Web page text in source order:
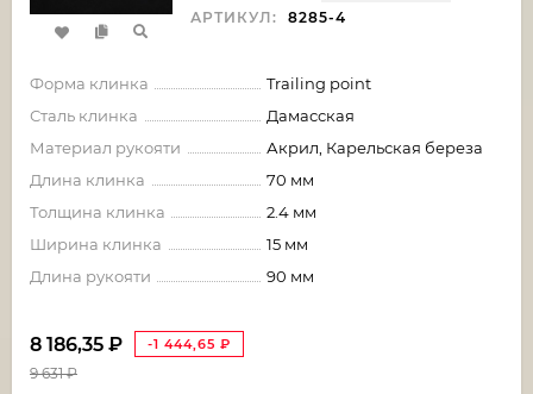
АРТИКУЛ:
8285-4
Форма клинка
Trailing point
Сталь клинка
Дамасская
Материал рукояти
Акрил, Карельская береза
Длина клинка
70 мм
Толщина клинка
2.4 мм
Ширина клинка
15 мм
Длина рукояти
90 мм
8 186,35 ₽ -1 444,65 ₽
9 631₽